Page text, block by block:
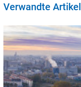
Verwandte Artikel